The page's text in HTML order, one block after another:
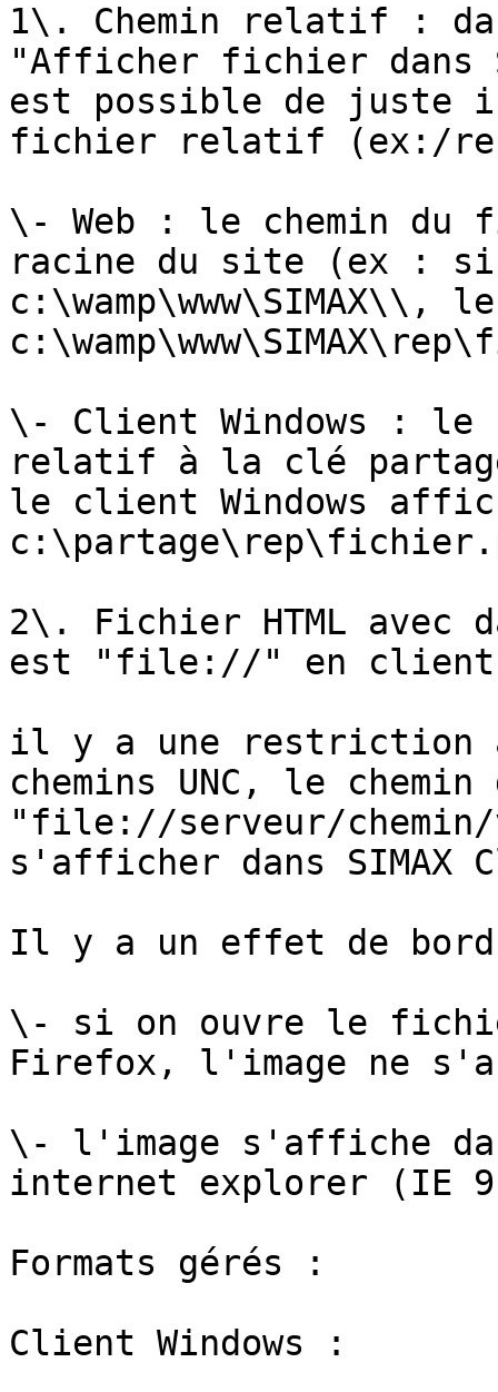
1\. Chemin relatif :
"Afficher fichier dans
est possible de juste
fichier relatif (ex:/
\- Web : le chemin
racine du site (ex :
\- Client Windows : le
relatif à la clé partage
le client Windows
2\. Fichier HTML avec
est "file://" en client
il y a une restriction
chemins UNC, le
"file://serveur/
s'afficher dans SIMAX
Il y a un effet de
\- si on ouvre le
Firefox, l'image ne
\- l'image s'affiche
internet explorer (IE
Formats gérés :
Client Windows :